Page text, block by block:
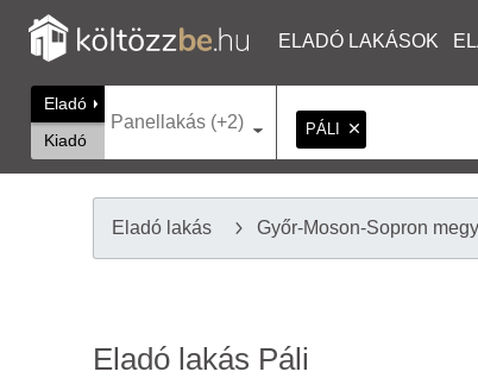
ELADÓ LAKÁSOK
Eladó
Kiadó
Panellakás (+2) PÁLI
Eladó lakás Győr-Moson-Sopron
Eladó lakás Páli